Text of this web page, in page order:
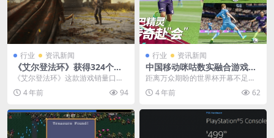
行业 资讯新闻
《艾尔登法环》获得324个奖
项 成为获奖最多游戏！
《艾尔登法环》这款游戏销量口碑
双丰收，且获的超多奖项，属实是
赚麻了。根据Rese...
4 年前 94
行业 资讯新闻
中国移动咪咕数实融合游戏玩
法 差异化世界杯观赛体验
距离万众期盼的世界杯开幕不足一
周，热血的赛事激情已提前在指尖
开燃。近日，中国移动...
4 年前 62